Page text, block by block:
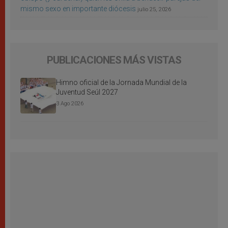
mismo sexo en importante diócesis julio 25, 2026
PUBLICACIONES MÁS VISTAS
Himno oficial de la Jornada Mundial de la
Juventud Seúl 2027
3 Ago 2026